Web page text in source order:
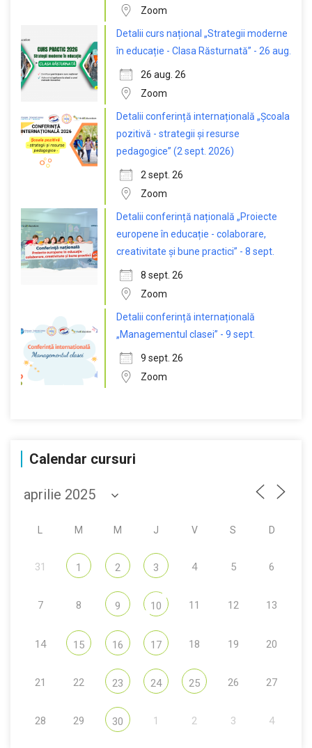
Zoom
Detalii curs național „Strategii moderne
în educație - Clasa Răsturnată” - 26 aug.
26 aug. 26
Zoom
Detalii conferință internațională „Școala
pozitivă - strategii și resurse
pedagogice” (2 sept. 2026)
2 sept. 26
Zoom
Detalii conferință națională „Proiecte
europene în educație - colaborare,
creativitate și bune practici” - 8 sept.
8 sept. 26
Zoom
Detalii conferință internațională
„Managementul clasei” - 9 sept.
9 sept. 26
Zoom
Calendar cursuri
M M J V S D
31 1 2 3 4 5 6
7 8 9 10 11 12 13
14 15 16 17 18 19 20
21 22 23 24 25 26 27
28 29 30 1 2 3 4